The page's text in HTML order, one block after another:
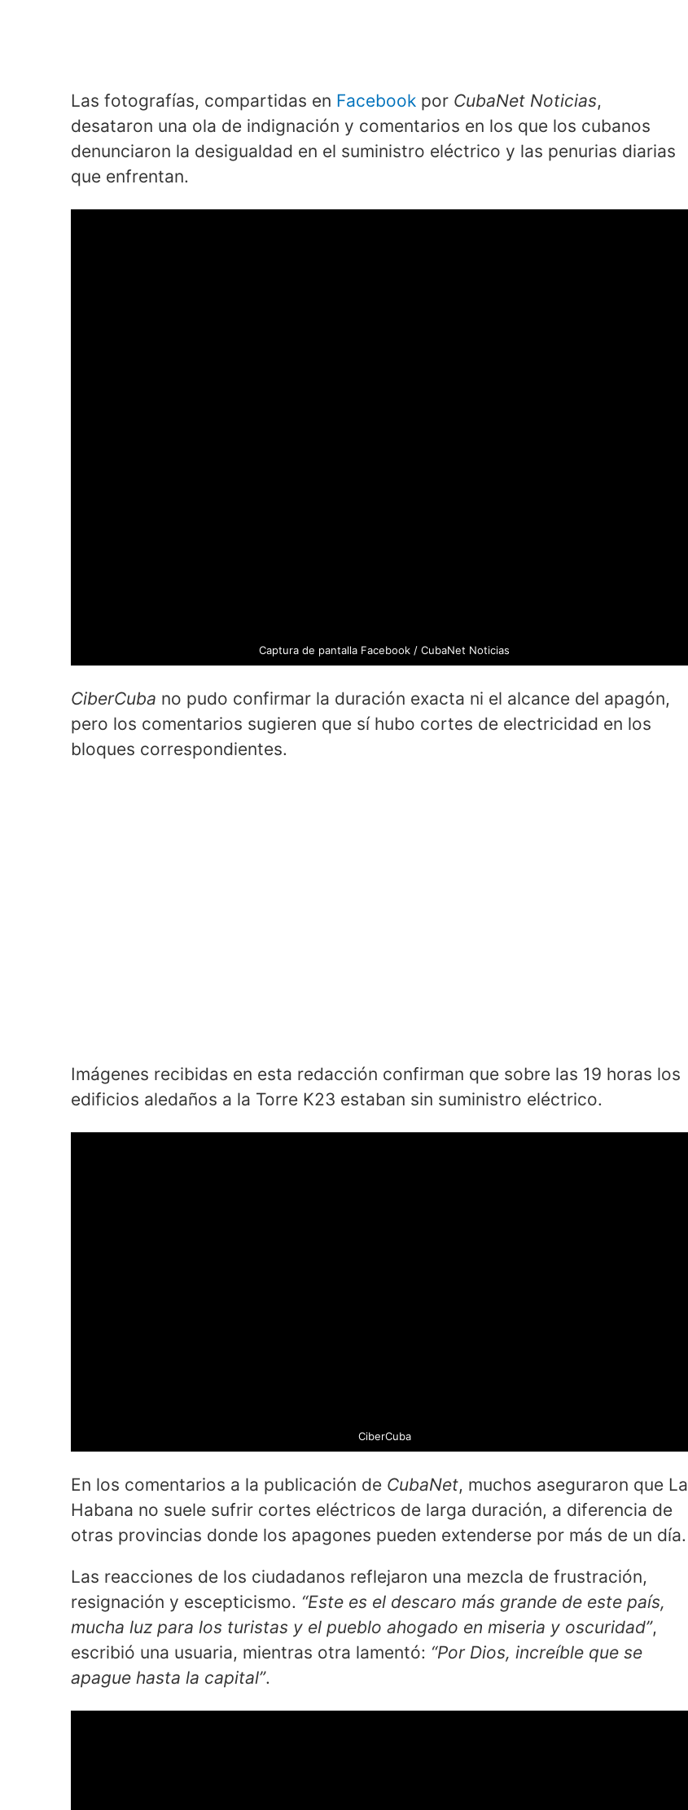
Las fotografías, compartidas en Facebook por CubaNet Noticias,
desataron una ola de indignación y comentarios en los que los cubanos
denunciaron la desigualdad en el suministro eléctrico y las penurias diarias
que enfrentan.
Captura de pantalla Facebook / CubaNet Noticias
CiberCuba no pudo confirmar la duración exacta ni el alcance del apagón,
pero los comentarios sugieren que sí hubo cortes de electricidad en los
bloques correspondientes.
Imágenes recibidas en esta redacción confirman que sobre las 19 horas los
edificios aledaños a la Torre K23 estaban sin suministro eléctrico.
CiberCuba
En los comentarios a la publicación de CubaNet, muchos aseguraron que La
Habana no suele sufrir cortes eléctricos de larga duración, a diferencia de
otras provincias donde los apagones pueden extenderse por más de un día.
Las reacciones de los ciudadanos reflejaron una mezcla de frustración,
resignación y escepticismo. “Este es el descaro más grande de este país,
mucha luz para los turistas y el pueblo ahogado en miseria y oscuridad”,
escribió una usuaria, mientras otra lamentó: “Por Dios, increíble que se
apague hasta la capital”.